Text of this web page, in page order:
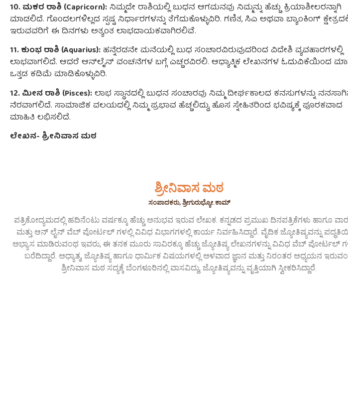
10. ಮಕರ ರಾಶಿ (Capricorn):ನಿಮ್ಮದೇ ರಾಶಿಯಲ್ಲಿ ಬುಧನ ಆಗಮನವು ನಿಮ್ಮನ್ನು ಹೆಚ್ಚು ಕ್ರಿಯಾಶೀಲರನ್ನಾಗಿ
ಮಾಡಲಿದೆ. ಗೊಂದಲಗಳಿಲ್ಲದ ಸ್ಪಷ್ಟ ನಿರ್ಧಾರಗಳನ್ನು ತೆಗೆದುಕೊಳ್ಳುವಿರಿ. ಗಣಿತ, ಸಿಎ ಅಥವಾ ಬ್ಯಾಂಕಿಂಗ್
ಇರುವವರಿಗೆ ಈ ದಿನಗಳು ಅತ್ಯಂತ ಲಾಭದಾಯಕವಾಗಿರಲಿವೆ.
11. ಕುಂಭ ರಾಶಿ (Aquarius):ಹನ್ನೆರಡನೇ ಮನೆಯಲ್ಲಿ ಬುಧ ಸಂಚಾರವಿರುವುದರಿಂದ ವಿದೇಶಿ ವ್ಯವಹಾರಗಳಲ್ಲಿ
ಲಾಭವಾಗಲಿದೆ. ಆದರೆ ಆನ್‌ಲೈನ್ ವಂಚನೆಗಳ ಬಗ್ಗೆ ಎಚ್ಚರವಿರಲಿ. ಆಧ್ಯಾತ್ಮಿಕ ಲೇಖನಗಳ ಓದುವಿಕೆಯಿಂದ
ಒತ್ತಡ ಕಡಿಮೆ ಮಾಡಿಕೊಳ್ಳುವಿರಿ.
12. ಮೀನ ರಾಶಿ (Pisces):ಲಾಭ ಸ್ಥಾನದಲ್ಲಿ ಬುಧನ ಸಂಚಾರವು ನಿಮ್ಮ ದೀರ್ಘಕಾಲದ ಕನಸುಗಳನ್ನು
ನೆರವಾಗಲಿದೆ. ಸಾಮಾಜಿಕ ವಲಯದಲ್ಲಿ ನಿಮ್ಮ ಪ್ರಭಾವ ಹೆಚ್ಚಲಿದ್ದು, ಹೊಸ ಸ್ನೇಹಿತರಿಂದ ಭವಿಷ್ಯಕ್ಕೆ ಪೂರಕವಾದ
ಮಾಹಿತಿ ಲಭಿಸಲಿದೆ.
ಲೇಖನ- ಶ್ರೀನಿವಾಸ ಮಠ
ಶ್ರೀನಿವಾಸ ಮಠ
ಸಂಪಾದಕರು, ಶ್ರೀಗುರುಭ್ಯೋ.ಕಾಮ್
ಪತ್ರಿಕೋದ್ಯಮದಲ್ಲಿ ಹದಿನೆಂಟು ವರ್ಷಕ್ಕೂ ಹೆಚ್ಚು ಅನುಭವ ಇರುವ ಲೇಖಕ. ಕನ್ನಡದ ಪ್ರಮುಖ ದಿನಪತ್ರಿಕೆಗಳು ಹಾಗೂ
ಮತ್ತು ಆನ್ ಲೈನ್ ವೆಬ್ ಪೋರ್ಟಲ್ ಗಳಲ್ಲಿ ವಿವಿಧ ವಿಭಾಗಗಳಲ್ಲಿ ಕಾರ್ಯ ನಿರ್ವಹಿಸಿದ್ದಾರೆ. ವೈದಿಕ ಜ್ಯೋತಿಷ್ಯವನ್ನು
ಅಭ್ಯಾಸ ಮಾಡಿರುವಂಥ ಇವರು, ಈ ತನಕ ಮೂರು ಸಾವಿರಕ್ಕೂ ಹೆಚ್ಚು ಜ್ಯೋತಿಷ್ಯ ಲೇಖನಗಳನ್ನು ವಿವಿಧ ವೆಬ್ ಪೋರ್ಟಲ್
ಬರೆದಿದ್ದಾರೆ. ಅಧ್ಯಾತ್ಮ, ಜ್ಯೋತಿಷ್ಯ ಹಾಗೂ ಧಾರ್ಮಿಕ ವಿಷಯಗಳಲ್ಲಿ ಅಳವಾದ ಜ್ಞಾನ ಮತ್ತು ನಿರಂತರ ಅಧ್ಯಯನ
ಶ್ರೀನಿವಾಸ ಮಠ ಸದ್ಯಕ್ಕೆ ಬೆಂಗಳೂರಿನಲ್ಲಿ ವಾಸವಿದ್ದು, ಜ್ಯೋತಿಷ್ಯವನ್ನು ವೃತ್ತಿಯಾಗಿ ಸ್ವೀಕರಿಸಿದ್ದಾರೆ.